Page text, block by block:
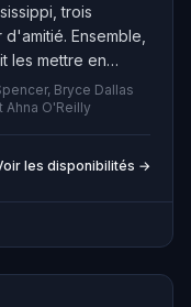
trois
Ensemble,
les mettre en
les conventions
leur
courage de défier
du
Bryce Dallas
Ahna O'Reilly
les disponibilités →